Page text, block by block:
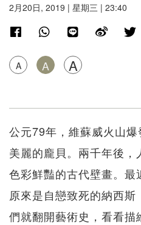
2月20日, 2019 | 星期三 | 23:40
A A A
公元79年，維蘇威火山
美麗的龐貝。兩千年後
色彩鮮豔的古代壁畫。最
原來是自戀致死的納西
們就翻開藝術史，看看描